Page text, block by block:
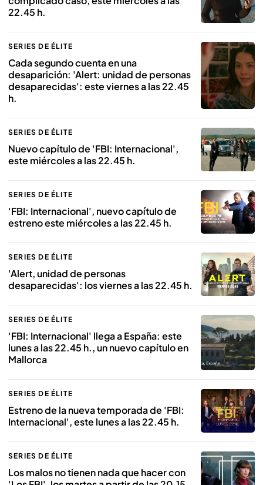
22.45 h.
SERIES DE ÉLITE
Cada segundo cuenta en una
desaparición: 'Alert: unidad de personas
desaparecidas': este viernes a las 22.45
h.
SERIES DE ÉLITE
Nuevo capítulo de 'FBI: Internacional',
este miércoles a las 22.45 h.
SERIES DE ÉLITE
'FBI: Internacional', nuevo capítulo de
estreno este miércoles a las 22.45 h.
SERIES DE ÉLITE
'Alert, unidad de personas
desaparecidas': los viernes a las 22.45 h.
SERIES DE ÉLITE
'FBI: Internacional' llega a España: este
lunes a las 22.45 h., un nuevo capítulo en
Mallorca
SERIES DE ÉLITE
Estreno de la nueva temporada de 'FBI:
Internacional', este lunes a las 22.45 h.
SERIES DE ÉLITE
Los malos no tienen nada que hacer con